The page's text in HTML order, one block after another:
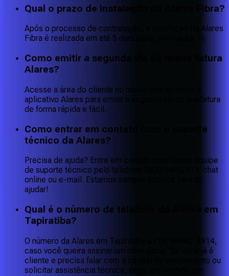
Qual o prazo de instalação da Alares Fibra?
Após o processo de contratação, a instalação da Alares
Fibra é realizada em até 5 dias úteis, em média. 🚀
Como emitir a segunda via da minha fatura
Alares?
Acesse a área do cliente no nosso site ou baixe o
aplicativo Alares para emitir a segunda via da sua fatura
de forma rápida e fácil.
Como entrar em contato com o suporte
técnico da Alares?
Precisa de ajuda? Entre em contato com nossa equipe
de suporte técnico pelo telefone 0800 042 0101, chat
online ou e-mail. Estamos sempre prontos para te
ajudar!
Qual é o número de telefone da Alares em
Tapiratiba?
O número da Alares em Tapiratiba é (19) 99662-3914,
caso você queira assinar um novo plano. Se você já é
cliente e precisa falar com a central de atendimento ou
solicitar assistência técnica, entre em contato por